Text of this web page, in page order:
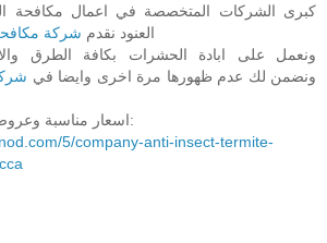
كبرى الشركات المتخصصة في اعمال مكافحة
العنود نقدم شركة
ونعمل على ابادة الحشرات بكافة الطرق
ونضمن لك عدم ظهورها مرة اخرى وايضا في
اسعار مناسبة وعروض صيفية موقعنا:
5/company-anti-insect-termite-